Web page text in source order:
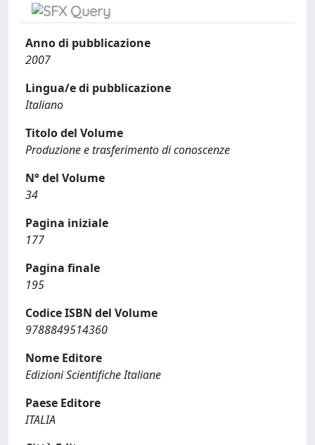
Anno di pubblicazione
2007
Lingua/e di pubblicazione
Italiano
Titolo del Volume
Produzione e trasferimento di conoscenze
N° del Volume
34
Pagina iniziale
177
Pagina finale
195
Codice ISBN del Volume
9788849514360
Nome Editore
Edizioni Scientifiche Italiane
Paese Editore
ITALIA